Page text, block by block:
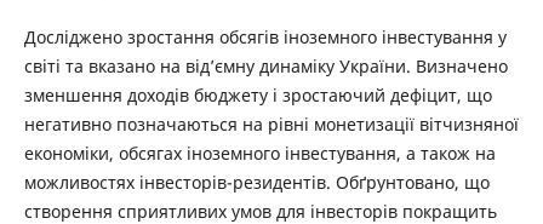
Досліджено зростання обсягів іноземного інвестування у
світі та вказано на від’ємну динаміку України. Визначено
зменшення доходів бюджету і зростаючий дефіцит, що
негативно позначаються на рівні монетизації вітчизняної
економіки, обсягах іноземного інвестування, а також на
можливостях інвесторів-резидентів. Обґрунтовано, що
створення сприятливих умов для інвесторів покращить